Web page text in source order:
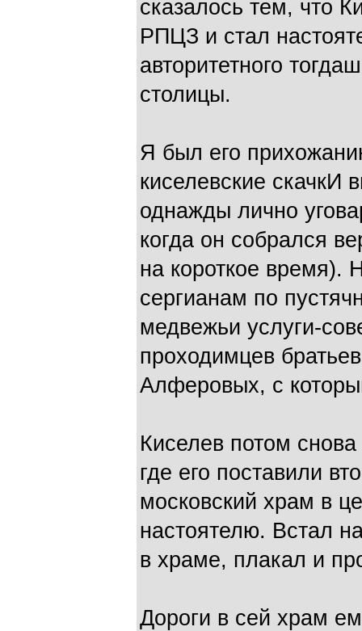
сказалось тем, что
РПЦЗ и стал
авторитетного
столицы.
Я был его
киселевские скачкИ
однажды лично
когда он собрался
на короткое время).
сергианам по
медвежьи услуги-
проходимцев
Алферовых, с
Киселев потом
где его поставили
московский храм в
настоятелю. Встал
в храме, плакал и
Дороги в сей храм